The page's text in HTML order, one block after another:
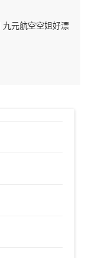
九元航空空姐好漂